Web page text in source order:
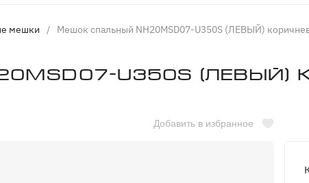
мешки / Мешок спальный NH20MSD07-U350S (ЛЕВЫЙ)
U350S
Добавить в избранное